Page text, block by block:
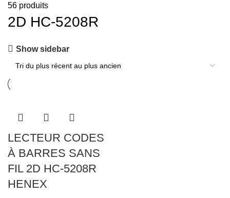
56 produits
2D HC-5208R
Show sidebar
LECTEUR CODES
À BARRES SANS
FIL 2D HC-5208R
HENEX